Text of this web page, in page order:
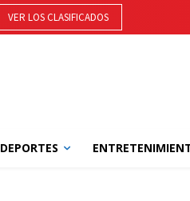
VER LOS CLASIFICADOS
DEPORTES